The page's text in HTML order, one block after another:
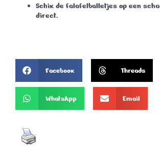
Schik de falafelballetjes op een
direct.
Facebook Threads
WhatsApp Email